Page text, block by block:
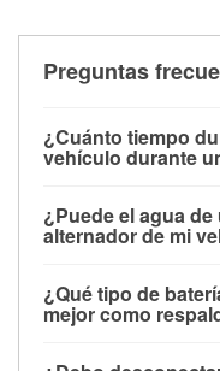
Preguntas
¿Cuánto tiempo
vehículo durante
alimentar pequeños
limitado, pero el uso
contar con un
cortes prolongados.
¿Puede el agua
alternador de mi
parte baja del
dañarse si se
¿Qué tipo de
mejor como